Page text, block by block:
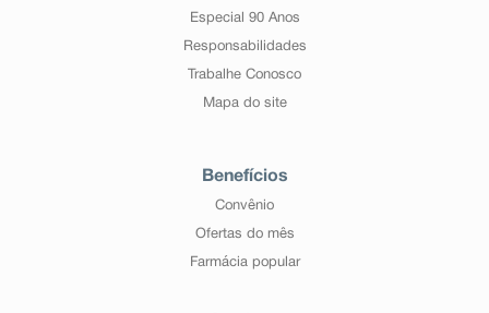
Especial 90 Anos
Responsabilidades
Trabalhe Conosco
Mapa do site
Benefícios
Convênio
Ofertas do mês
Farmácia popular